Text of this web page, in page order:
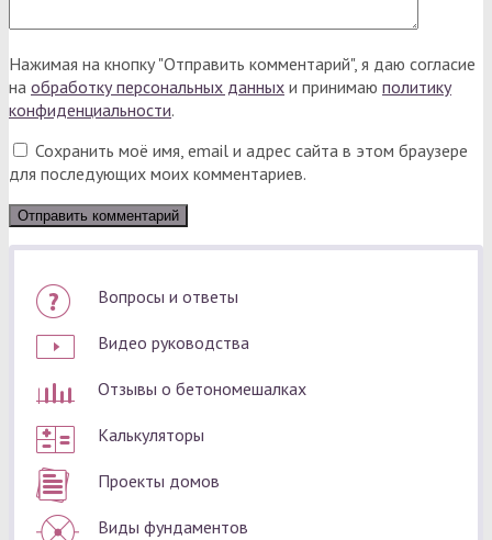
Нажимая на кнопку "Отправить комментарий", я даю согласие
на обработку персональных данных и принимаю политику
конфиденциальности.
Сохранить моё имя, email и адрес сайта в этом браузере
для последующих моих комментариев.
Вопросы и ответы
Видео руководства
Отзывы о бетономешалках
Калькуляторы
Проекты домов
Виды фундаментов